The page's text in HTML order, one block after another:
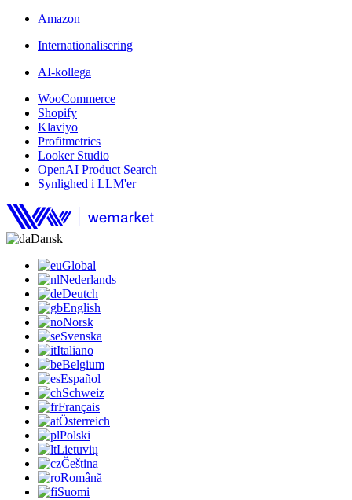
Amazon
Internationalisering
AI-kollega
WooCommerce
Shopify
Klaviyo
Profitmetrics
Looker Studio
OpenAI Product Search
Synlighed i LLM'er
Dansk
Global
Nederlands
Deutch
English
Norsk
Svenska
Italiano
Belgium
Español
Schweiz
Français
Österreich
Polski
Lietuvių
Čeština
Română
Suomi